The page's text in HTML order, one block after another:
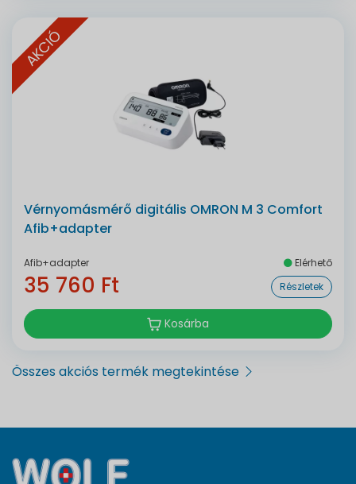
AKCIÓ
Vérnyomásmérő digitális OMRON M 3 Comfort
Afib+adapter
Afib+adapter Elérhető
35 760 Ft Részletek
Kosárba
Összes akciós termék megtekintése